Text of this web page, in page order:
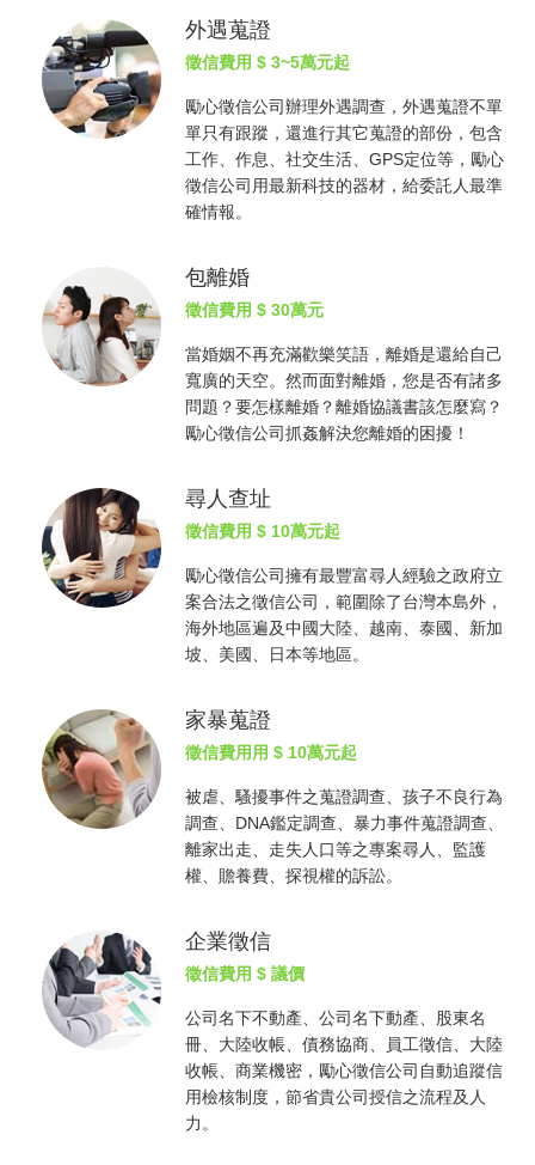
外遇蒐證
徵信費用 $ 3~5萬元起
勵心徵信公司辦理外遇調查，外遇蒐證不單
單只有跟蹤，還進行其它蒐證的部份，包含
工作、作息、社交生活、GPS定位等，勵心
徵信公司 用最新科技的器材，給委託人最準
確情報。
包離婚
徵信費用 $ 30萬元
當婚姻不再充滿歡樂笑語，離婚是還給自己
寬廣的天空。然而面對離婚，您是否有諸多
問題？要怎樣離婚？離婚協議書該怎麼寫？
勵心徵信公司抓姦解決您離婚的困擾！
尋人查址
徵信費用 $ 10萬元起
勵心徵信公司擁有最豐富尋人經驗之政府立
案合法之徵信公司 ，範圍除了台灣本島外，
海外地區遍及中國大陸、越南、泰國、新加
坡、美國、日本等地區。
家暴蒐證
徵信費用用 $ 10萬元起
被虐、騷擾事件之蒐證調查、孩子不良行為
調查、DNA鑑定調查、暴力事件蒐證調查、
離家出走、走失人口等之專案尋人、監護
權、贍養費、探視權的訴訟。
企業徵信
徵信費用 $ 議價
公司名下不動產、公司名下動產、股東名
冊、大陸收帳、債務協商、員工徵信、大陸
收帳、商業機密，勵心徵信公司 自動追蹤信
用檢核制度，節省貴公司授信之流程及人
力。